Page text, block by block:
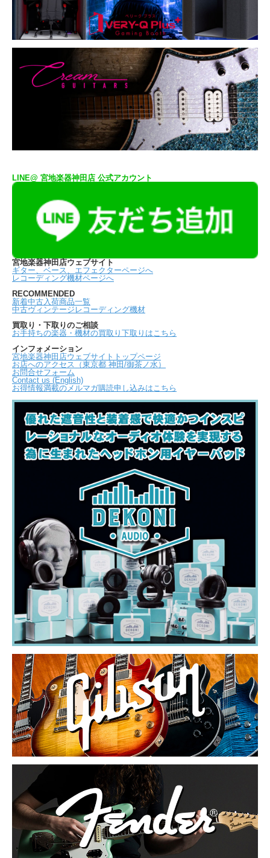
LINE@ 宮地楽器神田店 公式アカウント
宮地楽器神田店ウェブサイト
ギター、ベース、エフェクターページへ
レコーディング機材ページへ
RECOMMENDED
新着中古入荷商品一覧
中古ヴィンテージレコーディング機材
買取り・下取りのご相談
お手持ちの楽器・機材の買取り下取りはこちら
インフォメーション
宮地楽器神田店ウェブサイトトップページ
お店へのアクセス（東京都 神田/御茶ノ水）
お問合せフォーム
Contact us (English)
お得情報満載のメルマガ購読申し込みはこちら